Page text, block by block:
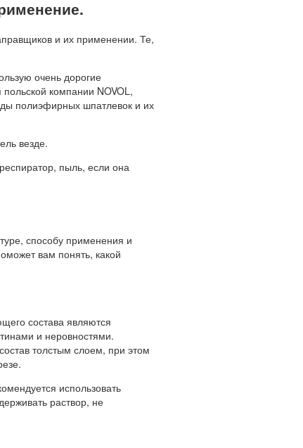
и их применении. Те,
очень дорогие
компании NOVOL,
полиэфирных шпатлевок и их
везде.
пыль, если она
способу применения и
вам понять, какой
состава являются
и неровностями.
толстым слоем, при этом
использовать
раствор, не